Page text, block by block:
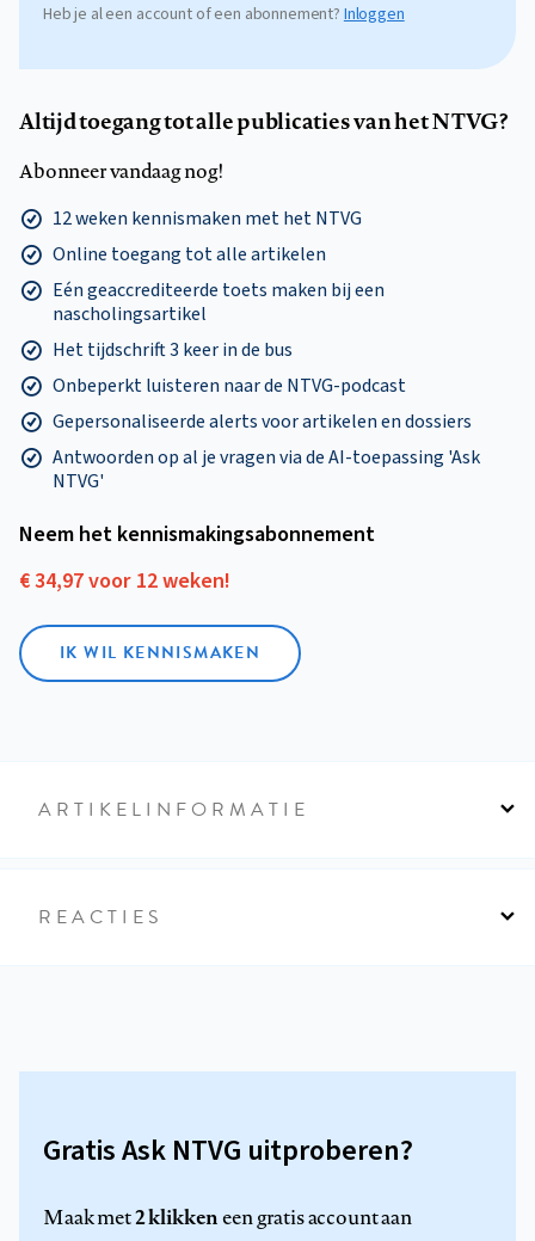
Heb je al een account of een abonnement? Inloggen
Altijd toegang tot alle publicaties van het NTVG?
Abonneer vandaag nog!
12 weken kennismaken met het NTVG
Online toegang tot alle artikelen
Eén geaccrediteerde toets maken bij een
nascholingsartikel
Het tijdschrift 3 keer in de bus
Onbeperkt luisteren naar de NTVG-podcast
Gepersonaliseerde alerts voor artikelen en dossiers
Antwoorden op al je vragen via de AI-toepassing 'Ask
NTVG'
Neem het kennismakings­abonnement
€ 34,97 voor 12 weken!
IK WIL KENNISMAKEN
ARTIKELINFORMATIE
REACTIES
Gratis Ask NTVG uitproberen?
Maak met2 klikkeneen gratis account aan